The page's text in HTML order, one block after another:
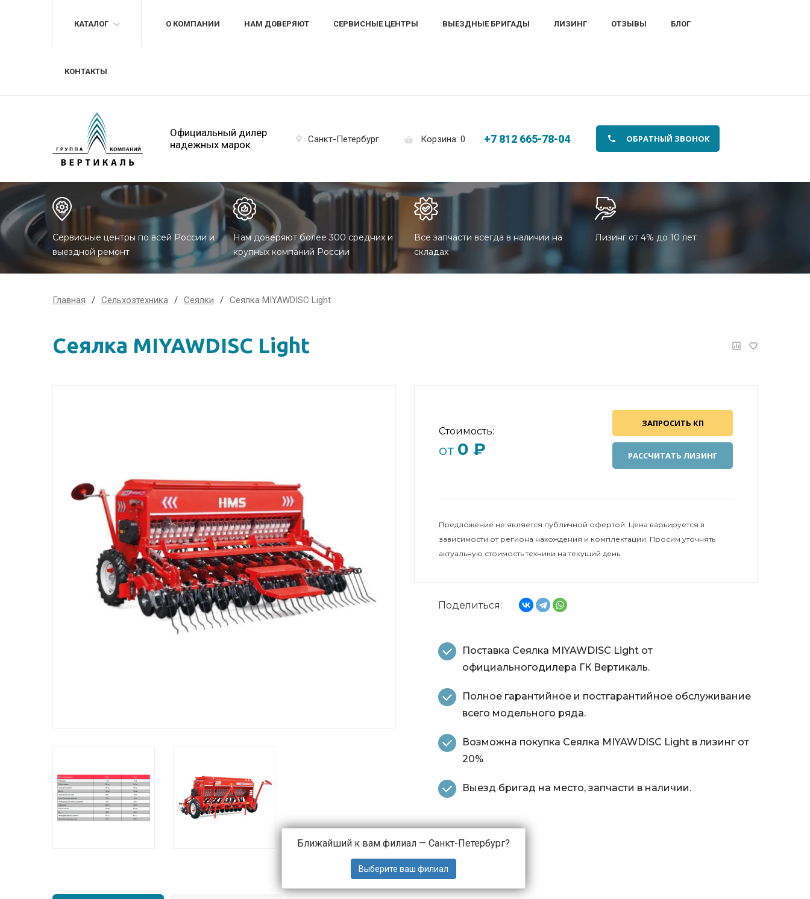
КАТАЛОГ О КОМПАНИИ НАМ ДОВЕРЯЮТ СЕРВИСНЫЕ ЦЕНТРЫ ВЫЕЗДНЫЕ БРИГАДЫ ЛИЗИНГ ОТЗЫВЫ БЛОГ
КОНТАКТЫ
Официальный дилер
надежных марок
Санкт-Петербург
Ближайший к вам филиал — Санкт-Петербург?
Корзина: 0 +7 812 665-78-04 ОБРАТНЫЙ ЗВОНОК
Сервисные центры по всей России и
выездной ремонт
Нам доверяют более 300 средних и
крупных компаний России
Все запчасти всегда в наличии на
складах
Лизинг от 4% до 10 лет
Главная Сельхозтехника Сеялки Сеялка MIYAWDISC Light
Сеялка MIYAWDISC Light
Стоимость:
от 0 ₽
ЗАПРОСИТЬ КП
РАССЧИТАТЬ ЛИЗИНГ
Предложение не является публичной офертой. Цена варьируется в
зависимости от региона нахождения и комплектации. Просим уточнять
актуальную стоимость техники на текущий день.
Поделиться:
Поставка Сеялка MIYAWDISC Light от
официальногодилера ГК Вертикаль.
Полное гарантийное и постгарантийное обслуживание
всего модельного ряда.
Возможна покупка Сеялка MIYAWDISC Light в лизинг от
20%
Выезд бригад на место, запчасти в наличии.